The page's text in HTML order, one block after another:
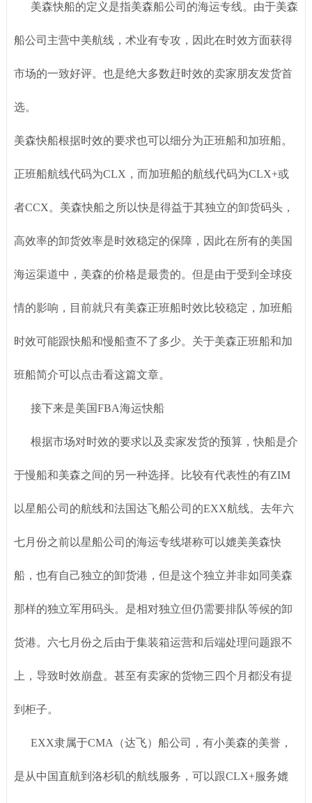
美森快船的定义是指美森船公司的海运专线。由于美森
船公司主营中美航线，术业有专攻，因此在时效方面获得
市场的一致好评。也是绝大多数赶时效的卖家朋友发货首
选。
美森快船根据时效的要求也可以细分为正班船和加班船。
正班船航线代码为CLX，而加班船的航线代码为CLX+或
者CCX。美森快船之所以快是得益于其独立的卸货码头，
高效率的卸货效率是时效稳定的保障，因此在所有的美国
海运渠道中，美森的价格是最贵的。但是由于受到全球疫
情的影响，目前就只有美森正班船时效比较稳定，加班船
时效可能跟快船和慢船查不了多少。关于美森正班船和加
班船简介可以点击看这篇文章。
接下来是美国FBA海运快船
根据市场对时效的要求以及卖家发货的预算，快船是介
于慢船和美森之间的另一种选择。比较有代表性的有ZIM
以星船公司的航线和法国达飞船公司的EXX航线。去年六
七月份之前以星船公司的海运专线堪称可以媲美美森快
船，也有自己独立的卸货港，但是这个独立并非如同美森
那样的独立军用码头。是相对独立但仍需要排队等候的卸
货港。六七月份之后由于集装箱运营和后端处理问题跟不
上，导致时效崩盘。甚至有卖家的货物三四个月都没有提
到柜子。
EXX隶属于CMA（达飞）船公司，有小美森的美誉，
是从中国直航到洛杉矶的航线服务，可以跟CLX+服务媲